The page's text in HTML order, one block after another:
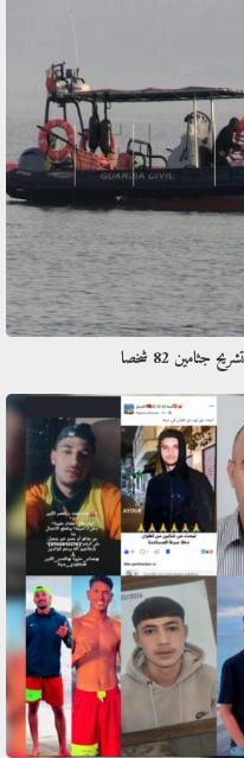
82 شخصا